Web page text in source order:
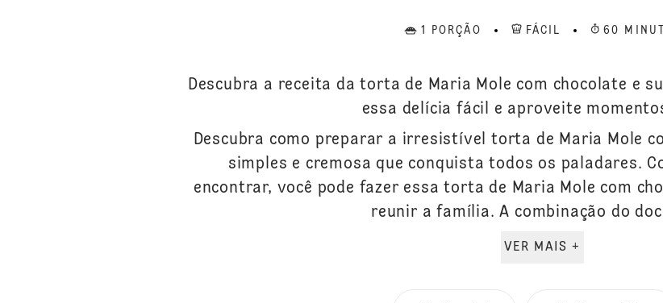
1 PORÇÃO FÁCIL 60
Descubra a receita da torta de Maria Mole com chocolate e
essa delícia fácil e aproveite
Descubra como preparar a irresistível torta de Maria Mole
simples e cremosa que conquista todos os paladares.
encontrar, você pode fazer essa torta de Maria Mole com
reunir a família. A combinação do
VER MAIS +